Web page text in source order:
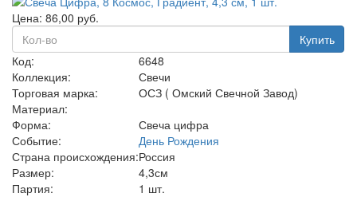
Цена: 86,00 руб.
Купить
Код:
6648
Коллекция:
Свечи
Торговая марка:
ОСЗ ( Омский Свечной Завод)
Материал:
Форма:
Свеча цифра
Событие:
День Рождения
Страна происхождения:Россия
Размер:
4,3см
Партия:
1 шт.